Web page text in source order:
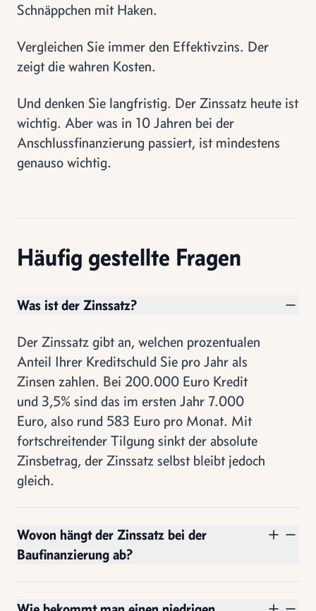
Schnäppchen mit Haken.
Vergleichen Sie immer den Effektivzins. Der
zeigt die wahren Kosten.
Und denken Sie langfristig. Der Zinssatz heute ist
wichtig. Aber was in 10 Jahren bei der
Anschlussfinanzierung passiert, ist mindestens
genauso wichtig.
Häufig gestellte Fragen
Was ist der Zinssatz?
Der Zinssatz gibt an, welchen prozentualen
Anteil Ihrer Kreditschuld Sie pro Jahr als
Zinsen zahlen. Bei 200.000 Euro Kredit
und 3,5% sind das im ersten Jahr 7.000
Euro, also rund 583 Euro pro Monat. Mit
fortschreitender Tilgung sinkt der absolute
Zinsbetrag, der Zinssatz selbst bleibt jedoch
gleich.
Wovon hängt der Zinssatz bei der
Baufinanzierung ab?